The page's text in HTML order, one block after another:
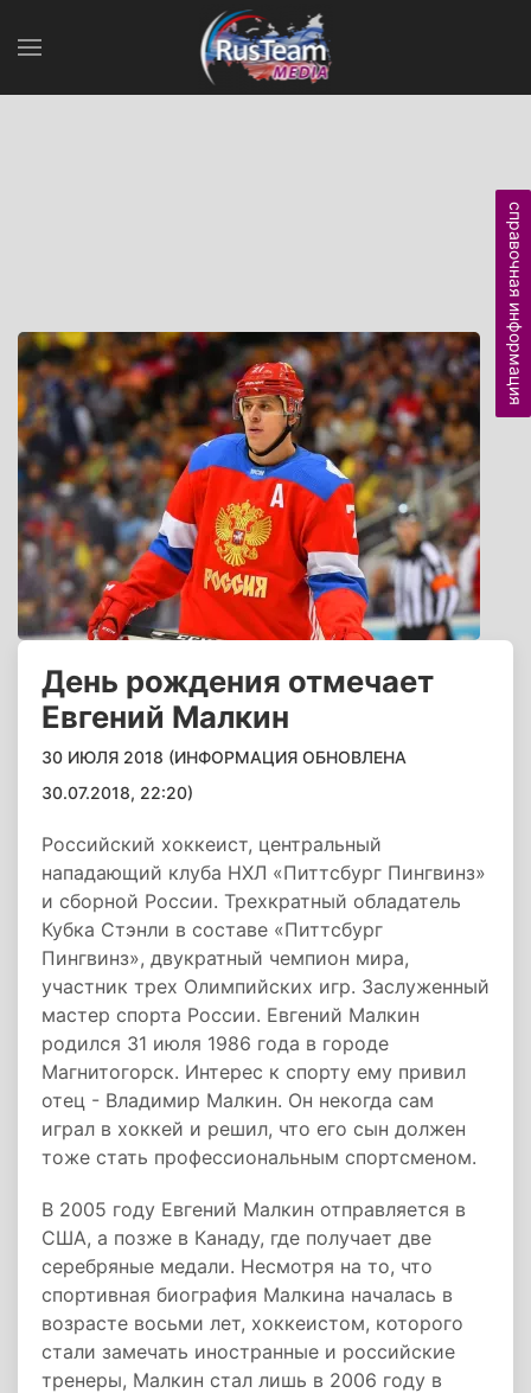
День рождения отмечает
Евгений Малкин
30 ИЮЛЯ 2018 (ИНФОРМАЦИЯ ОБНОВЛЕНА
30.07.2018, 22:20)
Российский хоккеист, центральный
нападающий клуба НХЛ «Питтсбург Пингвинз»
и сборной России. Трехкратный обладатель
Кубка Стэнли в составе «Питтсбург
Пингвинз», двукратный чемпион мира,
участник трех Олимпийских игр. Заслуженный
мастер спорта России. Евгений Малкин
родился 31 июля 1986 года в городе
Магнитогорск. Интерес к спорту ему привил
отец - Владимир Малкин. Он некогда сам
играл в хоккей и решил, что его сын должен
тоже стать профессиональным спортсменом.
В 2005 году Евгений Малкин отправляется в
США, а позже в Канаду, где получает две
серебряные медали. Несмотря на то, что
спортивная биография Малкина началась в
возрасте восьми лет, хоккеистом, которого
стали замечать иностранные и российские
тренеры, Малкин стал лишь в 2006 году в
справочная информация